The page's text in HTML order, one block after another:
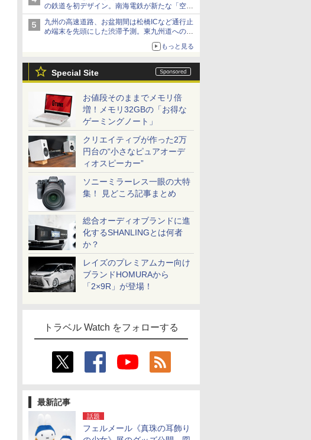
の鉄道を初デザイン。南海電鉄が新たな「空港
特急」をなにわ筋線へ導入
九州の高速道路、お盆期間は松橋ICなど通行止
め端末を先頭にした渋滞予測。東九州道への迂
もっと見る
Special Site
お値段そのままでメモリ倍
増！メモリ32GBの「お得な
ゲーミングノート」
クリエイティブが作った2万
円台の“小さなピュアオーデ
ィオスピーカー”
ソニーミラーレス一眼の大特
集！ 見どころ記事まとめ
総合オーディオブランドに進
化するSHANLINGとは何者
か？
レイズのプレミアムカー向け
ブランドHOMURAから
「2×9R」が登場！
トラベル Watch をフォローする
最新記事
話題
フェルメール《真珠の耳飾り